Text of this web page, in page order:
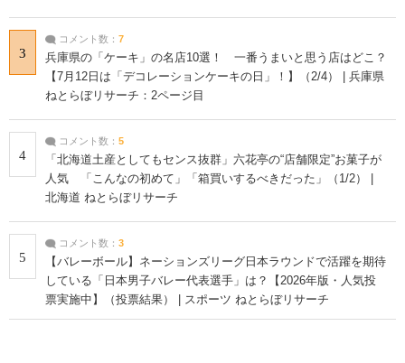
3
コメント数： 7
兵庫県の「ケーキ」の名店10選！ 一番うまいと思う店はどこ？
【7月12日は「デコレーションケーキの日」！】（2/4） | 兵庫県
ねとらぼリサーチ：2ページ目
4
コメント数： 5
「北海道土産としてもセンス抜群」六花亭の“店舗限定”お菓子が
人気 「こんなの初めて」「箱買いするべきだった」（1/2） |
北海道 ねとらぼリサーチ
5
コメント数： 3
【バレーボール】ネーションズリーグ日本ラウンドで活躍を期待
している「日本男子バレー代表選手」は？【2026年版・人気投
票実施中】（投票結果） | スポーツ ねとらぼリサーチ